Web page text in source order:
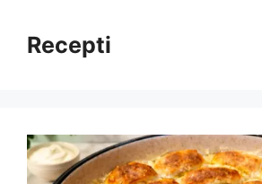
contentRecepti